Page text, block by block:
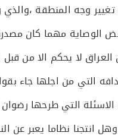
وجه المنطقة ،والذي
الوصاية مهما كان
لا يحكم الا من قبل
التي من اجلها جاء
التي طرحها رضوان
نظاما يعبر عن